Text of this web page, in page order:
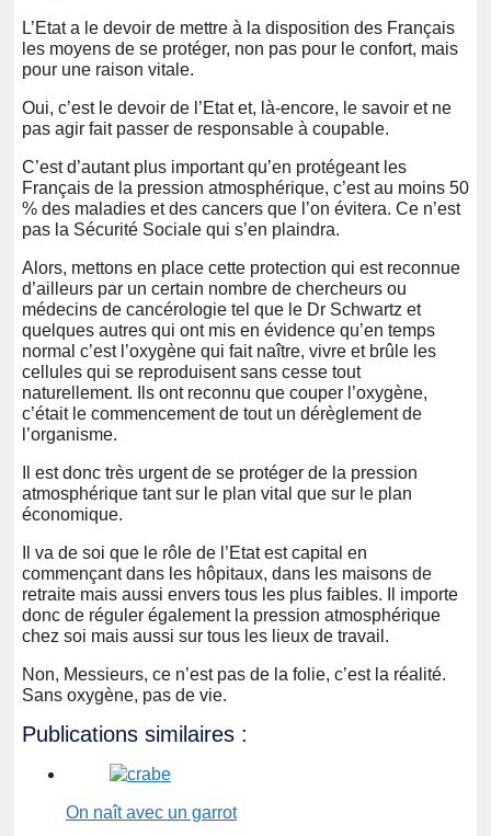
L’Etat a le devoir de mettre à la disposition des Français
les moyens de se protéger, non pas pour le confort, mais
pour une raison vitale.
Oui, c’est le devoir de l’Etat et, là-encore, le savoir et ne
pas agir fait passer de responsable à coupable.
C’est d’autant plus important qu’en protégeant les
Français de la pression atmosphérique, c’est au moins 50
% des maladies et des cancers que l’on évitera. Ce n’est
pas la Sécurité Sociale qui s’en plaindra.
Alors, mettons en place cette protection qui est reconnue
d’ailleurs par un certain nombre de chercheurs ou
médecins de cancérologie tel que le Dr Schwartz et
quelques autres qui ont mis en évidence qu’en temps
normal c’est l’oxygène qui fait naître, vivre et brûle les
cellules qui se reproduisent sans cesse tout
naturellement. Ils ont reconnu que couper l’oxygène,
c’était le commencement de tout un dérèglement de
l’organisme.
Il est donc très urgent de se protéger de la pression
atmosphérique tant sur le plan vital que sur le plan
économique.
Il va de soi que le rôle de l’Etat est capital en
commençant dans les hôpitaux, dans les maisons de
retraite mais aussi envers tous les plus faibles. Il importe
donc de réguler également la pression atmosphérique
chez soi mais aussi sur tous les lieux de travail.
Non, Messieurs, ce n’est pas de la folie, c’est la réalité.
Sans oxygène, pas de vie.
Publications similaires :
On naît avec un garrot